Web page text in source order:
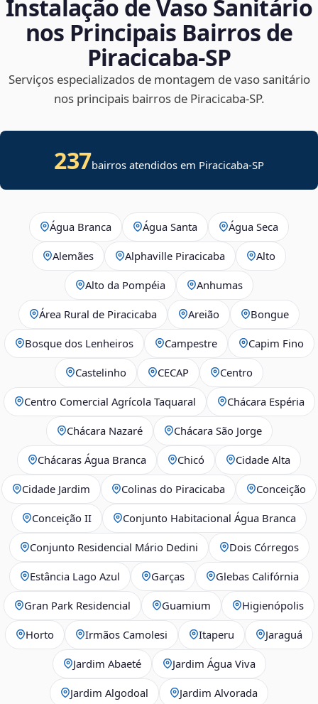
Instalação de Vaso Sanitário
nos Principais Bairros de
Piracicaba‑SP
Serviços especializados de montagem de vaso sanitário
nos principais bairros de Piracicaba‑SP.
237bairros atendidos em Piracicaba-SP
Água Branca Água Santa Água Seca
Alemães Alphaville Piracicaba Alto
Alto da Pompéia Anhumas
Área Rural de Piracicaba Areião Bongue
Bosque dos Lenheiros Campestre Capim Fino
Castelinho CECAP Centro
Centro Comercial Agrícola Taquaral Chácara Espéria
Chácara Nazaré Chácara São Jorge
Chácaras Água Branca Chicó Cidade Alta
Cidade Jardim Colinas do Piracicaba Conceição
Conceição II Conjunto Habitacional Água Branca
Conjunto Residencial Mário Dedini Dois Córregos
Estância Lago Azul Garças Glebas Califórnia
Gran Park Residencial Guamium Higienópolis
Horto Irmãos Camolesi Itaperu Jaraguá
Jardim Abaeté Jardim Água Viva
Jardim Algodoal Jardim Alvorada